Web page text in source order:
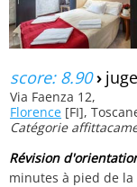
score: 8.90›
Via Faenza 12,
Florence [FI],
Catégorie
Révision
minutes à pied de la